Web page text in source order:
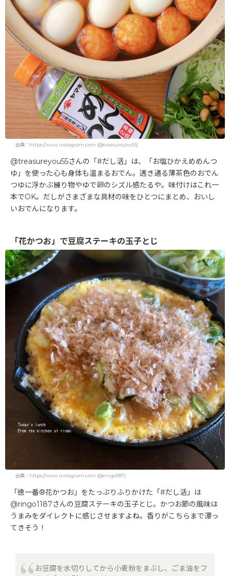
出典：https://www.instagram.com (@treasureyou55)
@treasureyou55さんの「#だし活」は、「お塩ひかえめめんつ
ゆ」を使った心も身体も温まるおでん。透き通る薄茶色のおでん
つゆに浮かぶ練り物やゆで卵のシズル感たるや。味付けはこれ一
本でOK。だしがさまざまな具材の味をひとつにまとめ、おいし
いおでんになります。
「花かつお」で豆腐ステーキの玉子とじ
出典：https://www.instagram.com (@ringo1187)
「徳一番®花かつお」をたっぷりふりかけた「#だし活」は
@ringo1187さんの豆腐ステーキの玉子とじ。かつお節の風味は
うまみをダイレクトに感じさせますよね。香りがこちらまで漂っ
てきそう！
お豆腐を水切りしてから小麦粉をまぶし、ごま油をフ